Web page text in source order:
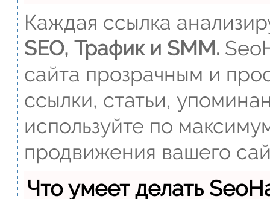
Каждая ссылка
SEO, Трафик и SMM.
сайта прозрачным и
ссылки, статьи,
используйте по
продвижения вашего
Что умеет делать